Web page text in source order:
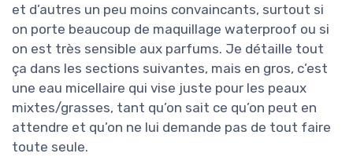
et d’autres un peu moins convaincants, surtout si
on porte beaucoup de maquillage waterproof ou si
on est très sensible aux parfums. Je détaille tout
ça dans les sections suivantes, mais en gros, c’est
une eau micellaire qui vise juste pour les peaux
mixtes/grasses, tant qu’on sait ce qu’on peut en
attendre et qu’on ne lui demande pas de tout faire
toute seule.